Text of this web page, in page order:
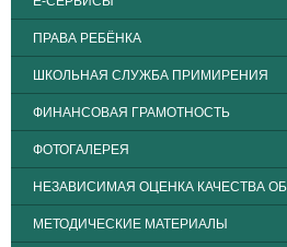
ПРАВА РЕБЁНКА
ШКОЛЬНАЯ СЛУЖБА ПРИМИРЕНИЯ
ФИНАНСОВАЯ ГРАМОТНОСТЬ
ФОТОГАЛЕРЕЯ
НЕЗАВИСИМАЯ ОЦЕНКА КАЧЕСТВА
МЕТОДИЧЕСКИЕ МАТЕРИАЛЫ